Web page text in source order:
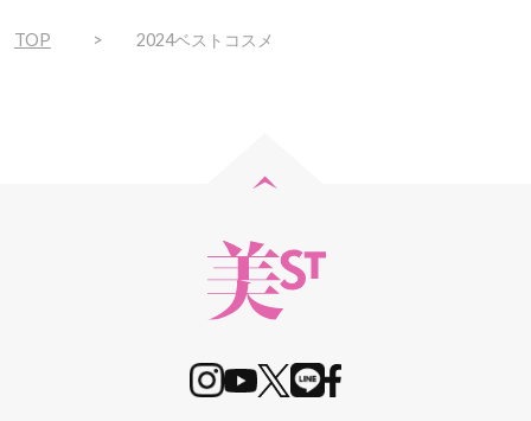
TOP 2024ベストコスメ